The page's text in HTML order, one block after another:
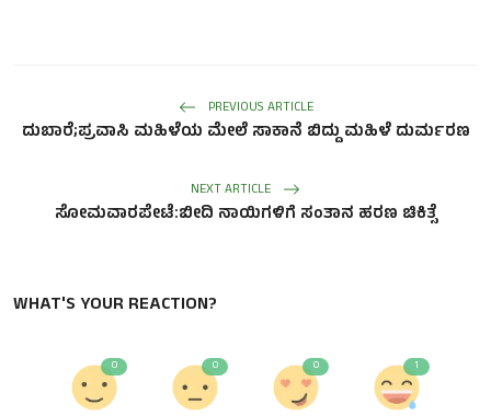
PREVIOUS ARTICLE
ದುಬಾರೆ;ಪ್ರವಾಸಿ ಮಹಿಳೆಯ ಮೇಲೆ ಸಾಕಾನೆ ಬಿದ್ದು ಮಹಿಳೆ ದುರ್ಮರಣ
NEXT ARTICLE
ಸೋಮವಾರಪೇಟೆ:ಬೀದಿ ನಾಯಿಗಳಿಗೆ ಸಂತಾನ ಹರಣ ಚಿಕಿತ್ಸೆ
WHAT'S YOUR REACTION?
0 0 0 1